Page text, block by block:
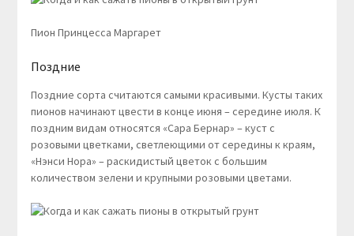
Пион Принцесса Маргарет
Поздние
Поздние сорта считаются самыми красивыми. Кусты таких
пионов начинают цвести в конце июня – середине июля. К
поздним видам относятся «Сара Бернар» – куст с
розовыми цветками, светлеющими от середины к краям,
«Нэнси Нора» – раскидистый цветок с большим
количеством зелени и крупными розовыми цветами.